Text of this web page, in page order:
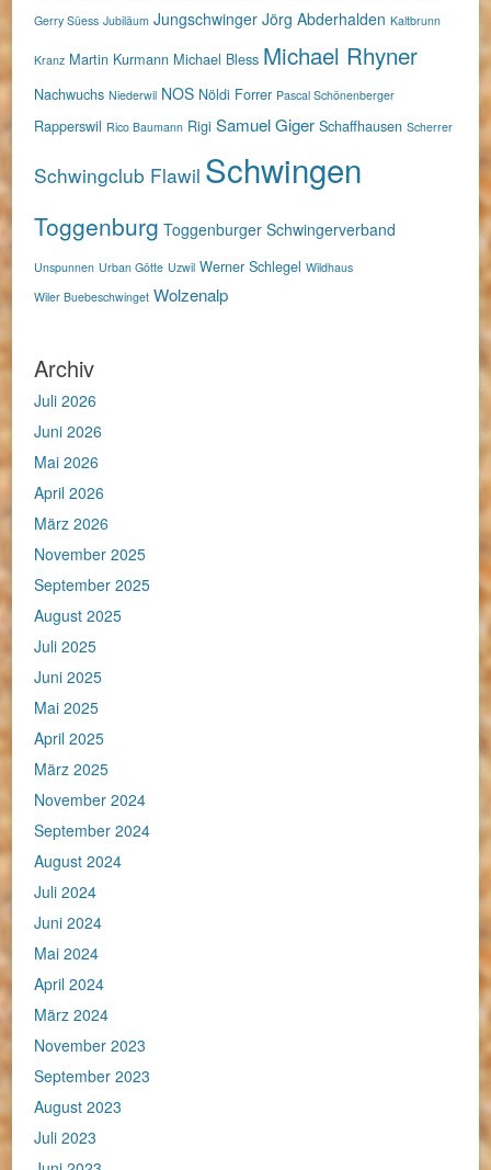
Gerry Süess Jubiläum Jungschwinger Jörg Abderhalden Kaltbrunn
Kranz Martin Kurmann Michael Bless Michael Rhyner
Nachwuchs Niederwil NOS Nöldi Forrer Pascal Schönenberger
Rapperswil Rico Baumann Rigi Samuel Giger Schaffhausen Scherrer
Schwingclub Flawil Schwingen
Toggenburg Toggenburger Schwingerverband
Unspunnen Urban Götte Uzwil Werner Schlegel Wildhaus
Wiler Buebeschwinget Wolzenalp
Archiv
Juli 2026
Juni 2026
Mai 2026
April 2026
März 2026
November 2025
September 2025
August 2025
Juli 2025
Juni 2025
Mai 2025
April 2025
März 2025
November 2024
September 2024
August 2024
Juli 2024
Juni 2024
Mai 2024
April 2024
März 2024
November 2023
September 2023
August 2023
Juli 2023